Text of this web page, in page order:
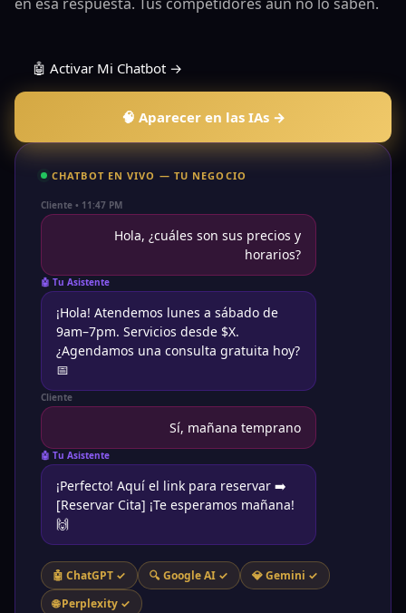
🦾
🤖 Activar Mi Chatbot →
🧠 Aparecer en las IAs →
CHATBOT EN VIVO — TU NEGOCIO
Cliente • 11:47 PM
Hola, ¿cuáles son sus precios y
horarios?
🤖 Tu Asistente
¡Hola! Atendemos lunes a sábado de
9am–7pm. Servicios desde $X.
¿Agendamos una consulta gratuita hoy?
📅
Cliente
Sí, mañana temprano
🤖 Tu Asistente
¡Perfecto! Aquí el link para reservar ➡️
[Reservar Cita] ¡Te esperamos mañana!
🙌
🤖 ChatGPT ✓ 🔍 Google AI ✓
💎 Gemini ✓
🌐 Perplexity ✓